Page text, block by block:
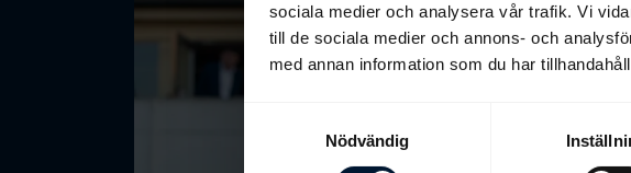
sociala medier och analysera vår trafik. Vi
till de sociala medier och annons- och
med annan information som du har
Nödvändig